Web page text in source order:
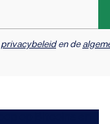
privacybeleiden de